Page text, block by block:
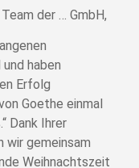
der … GmbH,
haben
Erfolg
Goethe einmal
Dank Ihrer
wir gemeinsam
Weihnachtszeit